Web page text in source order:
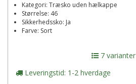
Kategori: Træsko uden hælkappe
Størrelse: 46
Sikkerhedssko: Ja
Farve: Sort
7 varianter
Leveringstid: 1-2 hverdage